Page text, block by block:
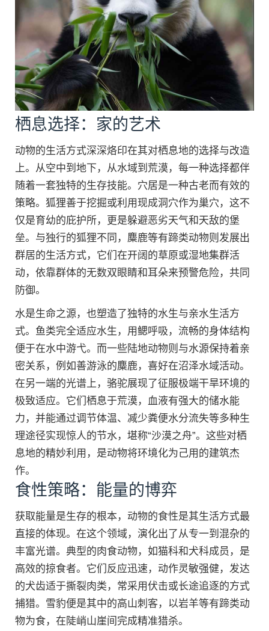
栖息选择：家的艺术
动物的生活方式深深烙印在其对栖息地的选择与改造
上。从空中到地下，从水域到荒漠，每一种选择都伴
随着一套独特的生存技能。穴居是一种古老而有效的
策略。狐狸善于挖掘或利用现成洞穴作为巢穴，这不
仅是育幼的庇护所，更是躲避恶劣天气和天敌的堡
垒。与独行的狐狸不同，麋鹿等有蹄类动物则发展出
群居的生活方式，它们在开阔的草原或湿地集群活
动，依靠群体的无数双眼睛和耳朵来预警危险，共同
防御。
水是生命之源，也塑造了独特的水生与亲水生活方
式。鱼类完全适应水生，用鳃呼吸，流畅的身体结构
便于在水中游弋。而一些陆地动物则与水源保持着亲
密关系，例如善游泳的麋鹿，喜好在沼泽水域活动。
在另一端的光谱上，骆驼展现了征服极端干旱环境的
极致适应。它们栖息于荒漠，血液有强大的储水能
力，并能通过调节体温、减少粪便水分流失等多种生
理途径实现惊人的节水，堪称“沙漠之舟”。这些对栖
息地的精妙利用，是动物将环境化为己用的建筑杰
作。
食性策略：能量的博弈
获取能量是生存的根本，动物的食性是其生活方式最
直接的体现。在这个领域，演化出了从专一到混杂的
丰富光谱。典型的肉食动物，如猫科和犬科成员，是
高效的掠食者。它们反应迅速，动作灵敏强健，发达
的犬齿适于撕裂肉类，常采用伏击或长途追逐的方式
捕猎。雪豹便是其中的高山刺客，以岩羊等有蹄类动
物为食，在陡峭山崖间完成精准猎杀。